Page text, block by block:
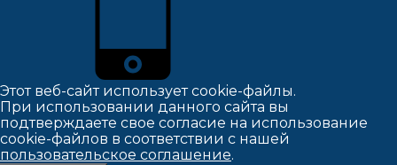
Этот веб-сайт использует cookie-файлы.
При использовании данного сайта вы
подтверждаете свое согласие на использование
cookie-файлов в соответствии с нашей
пользовательское соглашение.